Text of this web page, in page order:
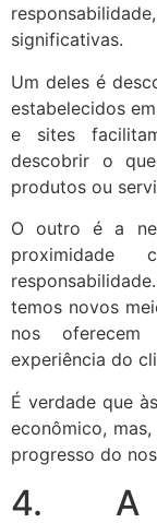
significativas.
Um deles é
estabelecidos
e sites
descobrir o
produtos ou
O outro é a
temos novos
nos
experiência do
É verdade que
econômico,
progresso do
4. A